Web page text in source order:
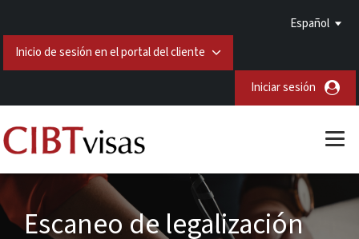
Español
Inicio de sesión en el portal del cliente
Iniciar sesión
Escaneo de legalización